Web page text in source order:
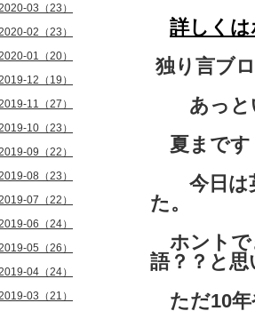
詳しく
独り言ブ
あっとい
夏まです
今日は英
た。
ホントで
語？？と
ただ10年
03（23）
02（23）
01（20）
12（19）
11（27）
10（23）
09（22）
08（23）
07（22）
06（24）
05（26）
04（24）
03（21）